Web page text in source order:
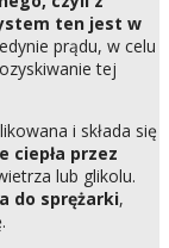
ten jest w
prądu, w celu
tej
i składa się
ciepła przez
lub glikolu.
do sprężarki,